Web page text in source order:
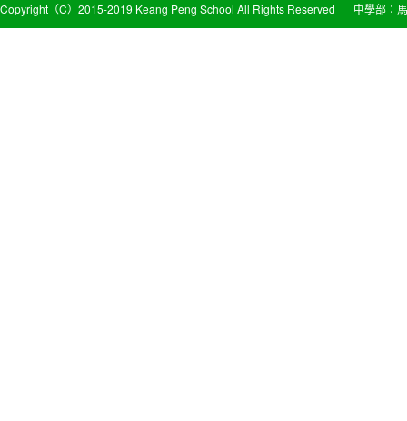
Copyright（C）2015-2019 Keang Peng School All Rights Reserved 中學部：